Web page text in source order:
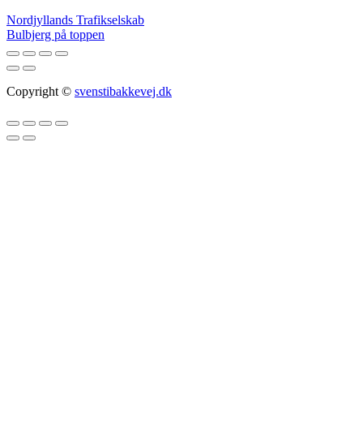
Indlægsnavigation
Nordjyllands Trafikselskab
Bulbjerg på toppen
Copyright © svenstibakkevej.dk